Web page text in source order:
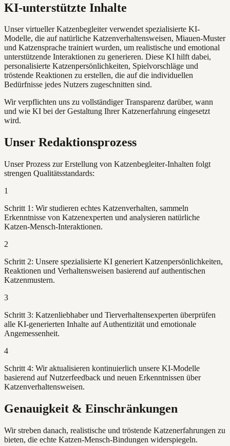
KI-unterstützte Inhalte
Unser virtueller Katzenbegleiter verwendet spezialisierte KI-
Modelle, die auf natürliche Katzenverhaltensweisen, Miauen-Muster
und Katzensprache trainiert wurden, um realistische und emotional
unterstützende Interaktionen zu generieren. Diese KI hilft dabei,
personalisierte Katzenpersönlichkeiten, Spielvorschläge und
tröstende Reaktionen zu erstellen, die auf die individuellen
Bedürfnisse jedes Nutzers zugeschnitten sind.
Wir verpflichten uns zu vollständiger Transparenz darüber, wann
und wie KI bei der Gestaltung Ihrer Katzenerfahrung eingesetzt
wird.
Unser Redaktionsprozess
Unser Prozess zur Erstellung von Katzenbegleiter-Inhalten folgt
strengen Qualitätsstandards:
1
Schritt 1: Wir studieren echtes Katzenverhalten, sammeln
Erkenntnisse von Katzenexperten und analysieren natürliche
Katzen-Mensch-Interaktionen.
2
Schritt 2: Unsere spezialisierte KI generiert Katzenpersönlichkeiten,
Reaktionen und Verhaltensweisen basierend auf authentischen
Katzenmustern.
3
Schritt 3: Katzenliebhaber und Tierverhaltensexperten überprüfen
alle KI-generierten Inhalte auf Authentizität und emotionale
Angemessenheit.
4
Schritt 4: Wir aktualisieren kontinuierlich unsere KI-Modelle
basierend auf Nutzerfeedback und neuen Erkenntnissen über
Katzenverhaltensweisen.
Genauigkeit & Einschränkungen
Wir streben danach, realistische und tröstende Katzenerfahrungen zu
bieten, die echte Katzen-Mensch-Bindungen widerspiegeln.